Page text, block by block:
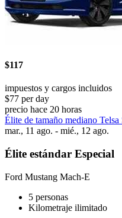
$117
impuestos y cargos incluidos
$77 per day
precio hace 20 horas
Élite de tamaño mediano
mar., 11 ago. - mié., 12 ago.
Élite estándar Especial
Ford Mustang Mach-E
5 personas
Kilometraje ilimitado